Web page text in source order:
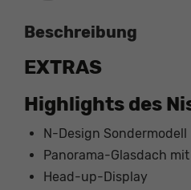
Beschreibung
EXTRAS
Highlights des
N-Design Sondermodell
Panorama-Glasdach
Head-up-Display
Rüdiger Schösser
Verkaufsberater